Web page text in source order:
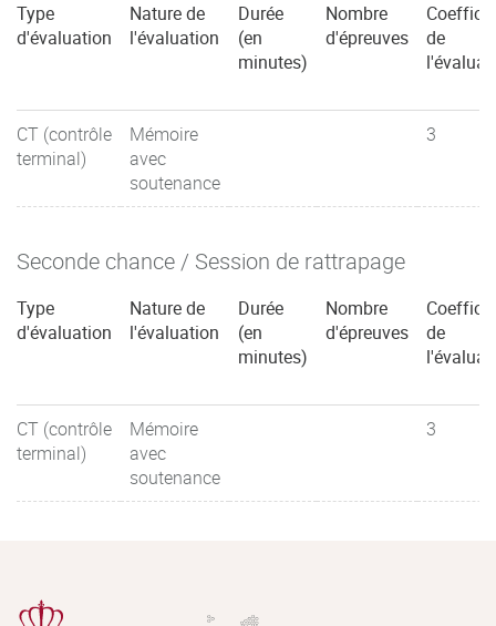
Type
d'évaluation
Nature de
l'évaluation
Durée
(en
minutes)
Nombre
d'épreuves
de
CT (contrôle
terminal)
Mémoire
avec
soutenance
3
Seconde chance / Session de rattrapage
Type
d'évaluation
Nature de
l'évaluation
Durée
(en
minutes)
Nombre
d'épreuves
de
CT (contrôle
terminal)
Mémoire
avec
soutenance
3